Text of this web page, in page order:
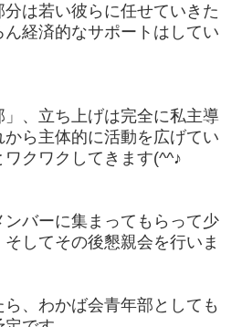
は若い彼らに任せていきた
経済的なサポートはしてい
、立ち上げは完全に私主導
ら主体的に活動を広げてい
クワクしてきます(^^♪
バーに集まってもらって少
してその後懇親会を行いま
、わかば会青年部としても